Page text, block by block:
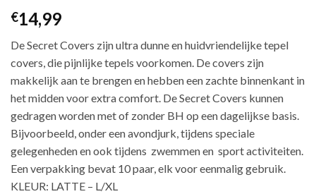
€14,99
De Secret Covers zijn ultra dunne en huidvriendelijke tepel
covers, die pijnlijke tepels voorkomen. De covers zijn
makkelijk aan te brengen en hebben een zachte binnenkant in
het midden voor extra comfort. De Secret Covers kunnen
gedragen worden met of zonder BH op een dagelijkse basis.
Bijvoorbeeld, onder een avondjurk, tijdens speciale
gelegenheden en ook tijdens zwemmen en sport activiteiten.
Een verpakking bevat 10 paar, elk voor eenmalig gebruik.
KLEUR: LATTE – L/XL